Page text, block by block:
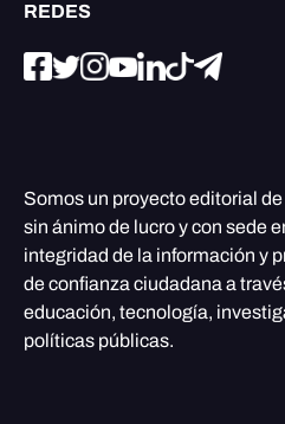
REDES
Somos un proyecto editorial de
sin ánimo de lucro y con sede
integridad de la información y
de confianza ciudadana a
educación, tecnología,
políticas públicas.